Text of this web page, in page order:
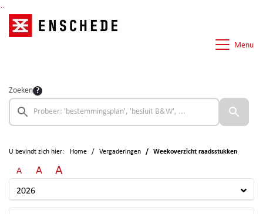
Menu
Zoeken
U bevindt zich hier: Home Vergaderingen Weekoverzicht raadsstukken
A A A
2026